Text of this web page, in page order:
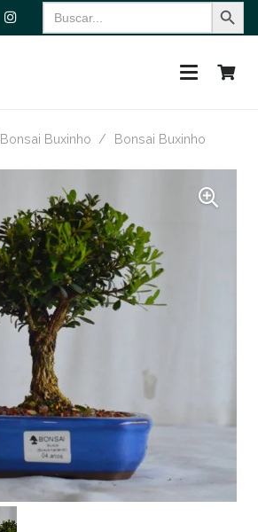
Search
for:
Bonsai Buxinho / Bonsai Buxinho